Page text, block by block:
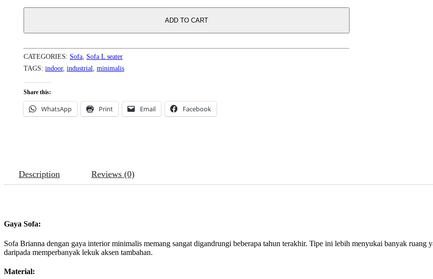
ADD TO CART
CATEGORIES: Sofa, Sofa L seater
TAGS: indoor, industrial, minimalis
Share this:
WhatsApp Print Email Facebook
Description Reviews (0)
Gaya Sofa:
Sofa Brianna dengan gaya interior minimalis memang sangat digandrungi beberapa tahun terakhir. Tipe ini lebih menyukai banyak ruang
daripada memperbanyak lekuk aksen tambahan.
Material: